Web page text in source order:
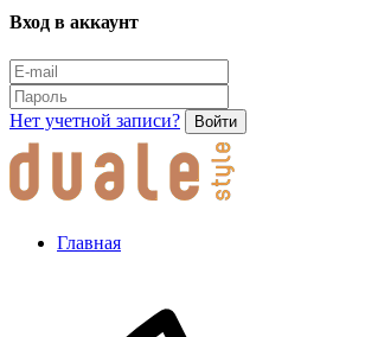
Вход в аккаунт
Нет учетной записи? Войти
Главная